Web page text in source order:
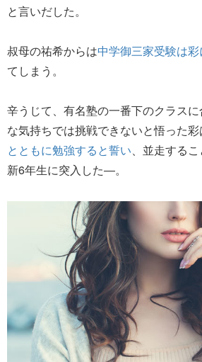
と言いだした。
叔母の祐希からは中学御三家受験は
てしまう。
辛うじて、有名塾の一番下のクラス
な気持ちでは挑戦できないと悟った彩
とともに勉強すると誓い 、並走する
新6年生に突入した―。